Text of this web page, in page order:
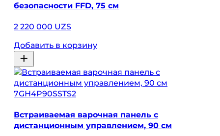
безопасности FFD, 75 см
2 220 000 UZS
Добавить в корзину
7GH4P90SSTS2
Встраиваемая варочная панель с
дистанционным управлением, 90 см